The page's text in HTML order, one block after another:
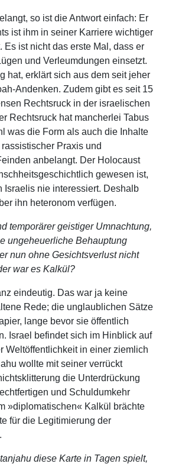
so ist die Antwort einfach: Er
ist ihm in seiner Karriere wichtiger
Es ist nicht das erste Mal, dass er
und Verleumdungen einsetzt.
hat, erklärt sich aus dem seit jeher
Andenken. Zudem gibt es seit 15
Rechtsruck in der israelischen
Rechtsruck hat mancherlei Tabus
was die Form als auch die Inhalte
Praxis und
anbelangt. Der Holocaust
gewesen ist,
Israelis nie interessiert. Deshalb
ihn heteronom verfügen.
temporärer geistiger Umnachtung,
ungeheuerliche Behauptung
nun ohne Gesichtsverlust nicht
war es Kalkül?
eindeutig. Das war ja keine
Rede; die unglaublichen Sätze
lange bevor sie öffentlich
Israel befindet sich im Hinblick auf
Weltöffentlichkeit in einer ziemlich
wollte mit seiner verrückt
die Unterdrückung
und Schuldumkehr
»diplomatischen« Kalkül brächte
für die Legitimierung der
diese Karte in Tagen spielt,